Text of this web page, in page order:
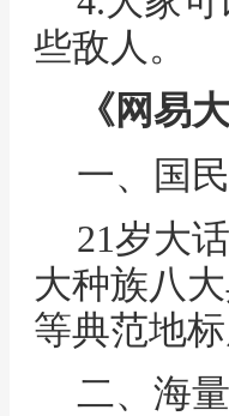
些敌人。
《网易
一、国
21岁大
大种族八
等典范地
二、海